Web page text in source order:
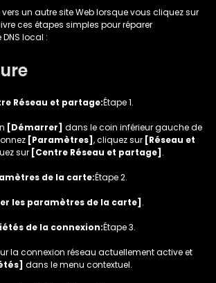
un autre site Web lorsque vous cliquez sur
ces étapes simples pour réparer
local :
Réseau et partage:Étape 1.
[Démarrer] dans le coin inférieur gauche de
[Paramètres] , cliquez sur [Réseau et
sur [Centre Réseau et partage] .
de la carte:Étape 2.
les paramètres de la carte] .
de la connexion:Étape 3.
la connexion réseau actuellement active et
dans le menu contextuel.